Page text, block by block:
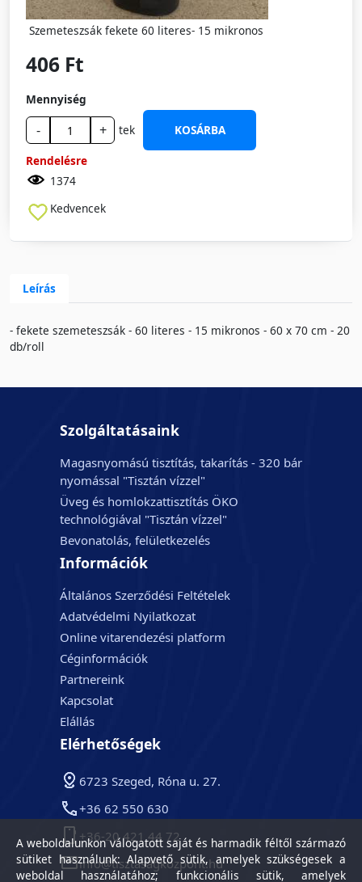
Szemeteszsák fekete 60 literes- 15 mikronos
406 Ft
Mennyiség
- + tek
KOSÁRBA
Rendelésre
1374
Kedvencek
Leírás
- fekete szemeteszsák - 60 literes - 15 mikronos - 60 x 70 cm - 20
db/roll
Szolgáltatásaink
Magasnyomású tisztítás, takarítás - 320 bár
nyomással "Tisztán vízzel"
Üveg és homlokzattisztítás ÖKO
technológiával "Tisztán vízzel"
Bevonatolás, felületkezelés
Információk
Általános Szerződési Feltételek
Adatvédelmi Nyilatkozat
Online vitarendezési platform
Céginformációk
Partnereink
Kapcsolat
Elállás
Elérhetőségek
6723 Szeged, Róna u. 27.
+36 62 550 630
+36-20 421 44 72
info@tisztasagkozpont.hu
A weboldalunkon válogatott saját és harmadik féltől származó
sütiket használunk: Alapvető sütik, amelyek szükségesek a
weboldal használatához; funkcionális sütik, amelyek